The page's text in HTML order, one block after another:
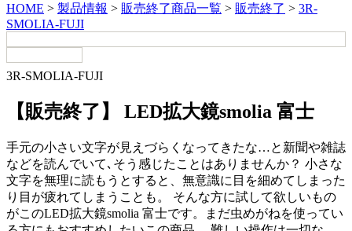
HOME > 製品情報 > 販売終了商品一覧 > 販売終了 > 3R-
SMOLIA-FUJI
3R-SMOLIA-FUJI
【販売終了】 LED拡大鏡smolia 富士
手元の小さい文字が見えづらくなってきたな…と新聞や雑誌
などを読んでいて､そう感じたことはありませんか？ 小さな
文字を無理に読もうとすると、無意識に目を細めてしまった
り目が疲れてしまうことも。 そんな方に試して欲しいもの
がこのLED拡大鏡smolia 富士です。まだ虫めがねを使ってい